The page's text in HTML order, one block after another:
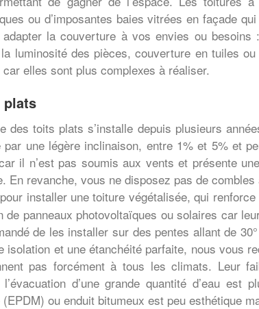
ou d’imposantes baies vitrées en façade
la couverture à vos envies ou
luminosité des pièces, couverture en tuiles
elles sont plus complexes à réaliser.
plats
des toits plats s’installe depuis plusieurs
par une légère inclinaison, entre 1% et 5% et
il n’est pas soumis aux vents et présente
En revanche, vous ne disposez pas de
installer une toiture végétalisée, qui renforce
de panneaux photovoltaïques ou solaires car
de les installer sur des pentes allant de
isolation et une étanchéité parfaite, nous vous
pas forcément à tous les climats. Leur
l’évacuation d’une grande quantité d’eau
ou enduit bitumeux est peu esthétique